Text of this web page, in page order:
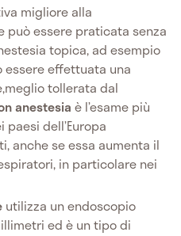
migliore alla
può essere praticata senza
topica, ad esempio
essere effettuata una
tollerata dal
anestesia è l’esame più
dell’Europa
anche se essa aumenta il
in particolare nei
utilizza un endoscopio
ed è un tipo di